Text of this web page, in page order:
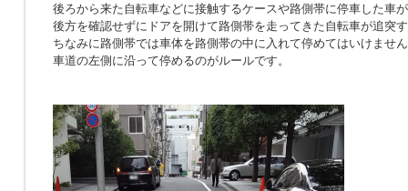
後ろから来た自転車などに接触するケースや路側帯に停車した車
後方を確認せずにドアを開けて路側帯を走ってきた自転車が追突
ちなみに路側帯では車体を路側帯の中に入れて停めてはいけませ
車道の左側に沿って停めるのがルールです。